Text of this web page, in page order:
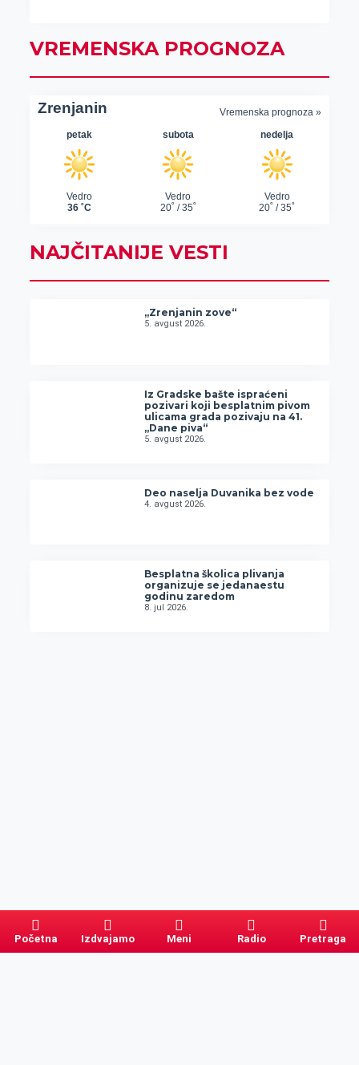
VREMENSKA PROGNOZA
NAJČITANIJE VESTI
„Zrenjanin zove“
5. avgust 2026.
Iz Gradske bašte ispraćeni
pozivari koji besplatnim pivom
ulicama grada pozivaju na 41.
„Dane piva“
5. avgust 2026.
Deo naselja Duvanika bez vode
4. avgust 2026.
Besplatna školica plivanja
organizuje se jedanaestu
godinu zaredom
8. jul 2026.
Početna Izdvajamo Meni Radio Pretraga